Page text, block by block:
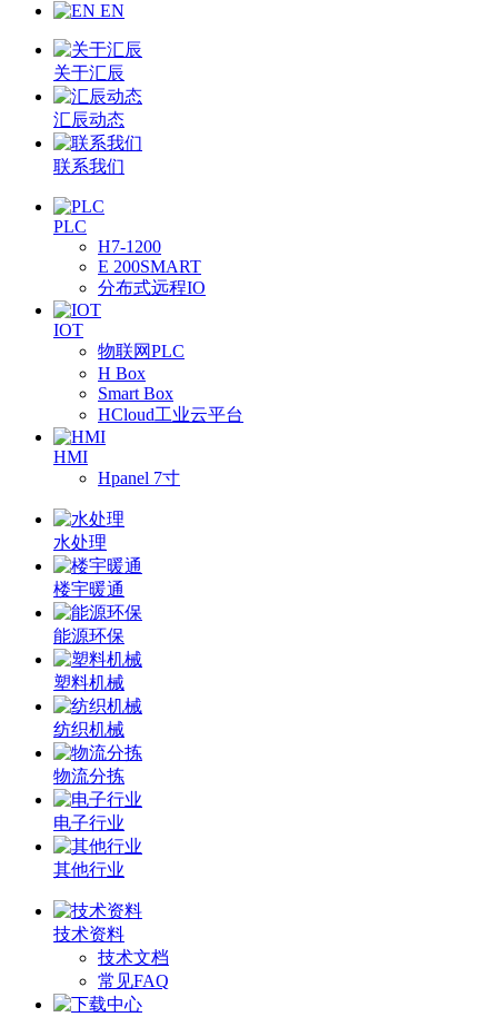
EN
关于汇辰
汇辰动态
联系我们
PLC
H7-1200
E 200SMART
分布式远程IO
IOT
物联网PLC
H Box
Smart Box
HCloud工业云平台
HMI
Hpanel 7寸
水处理
楼宇暖通
能源环保
塑料机械
纺织机械
物流分拣
电子行业
其他行业
技术资料
技术文档
常见FAQ